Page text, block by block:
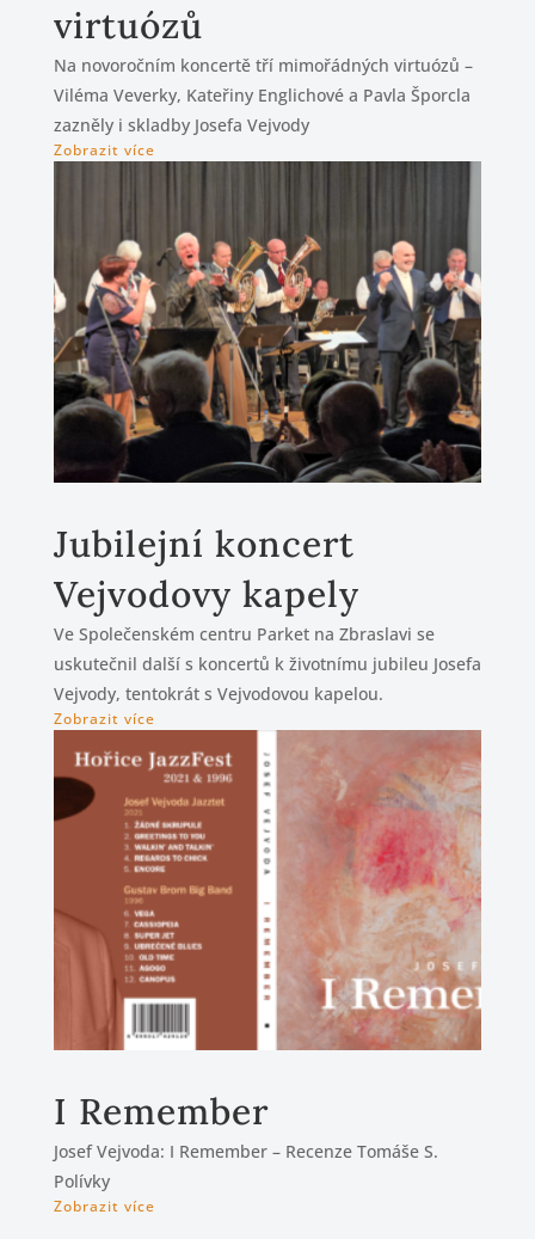
virtuózů
Na novoročním koncertě tří mimořádných virtuózů –
Viléma Veverky, Kateřiny Englichové a Pavla Šporcla
zazněly i skladby Josefa Vejvody
Zobrazit více
Jubilejní koncert
Vejvodovy kapely
Ve Společenském centru Parket na Zbraslavi se
uskutečnil další s koncertů k životnímu jubileu Josefa
Vejvody, tentokrát s Vejvodovou kapelou.
Zobrazit více
I Remember
Josef Vejvoda: I Remember – Recenze Tomáše S.
Polívky
Zobrazit více